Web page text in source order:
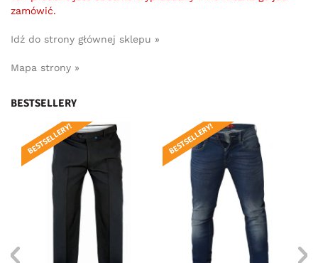
zamówić.
Idź do strony głównej sklepu »
Mapa strony »
BESTSELLERY
BESTSELLERY! BESTSELLERY!